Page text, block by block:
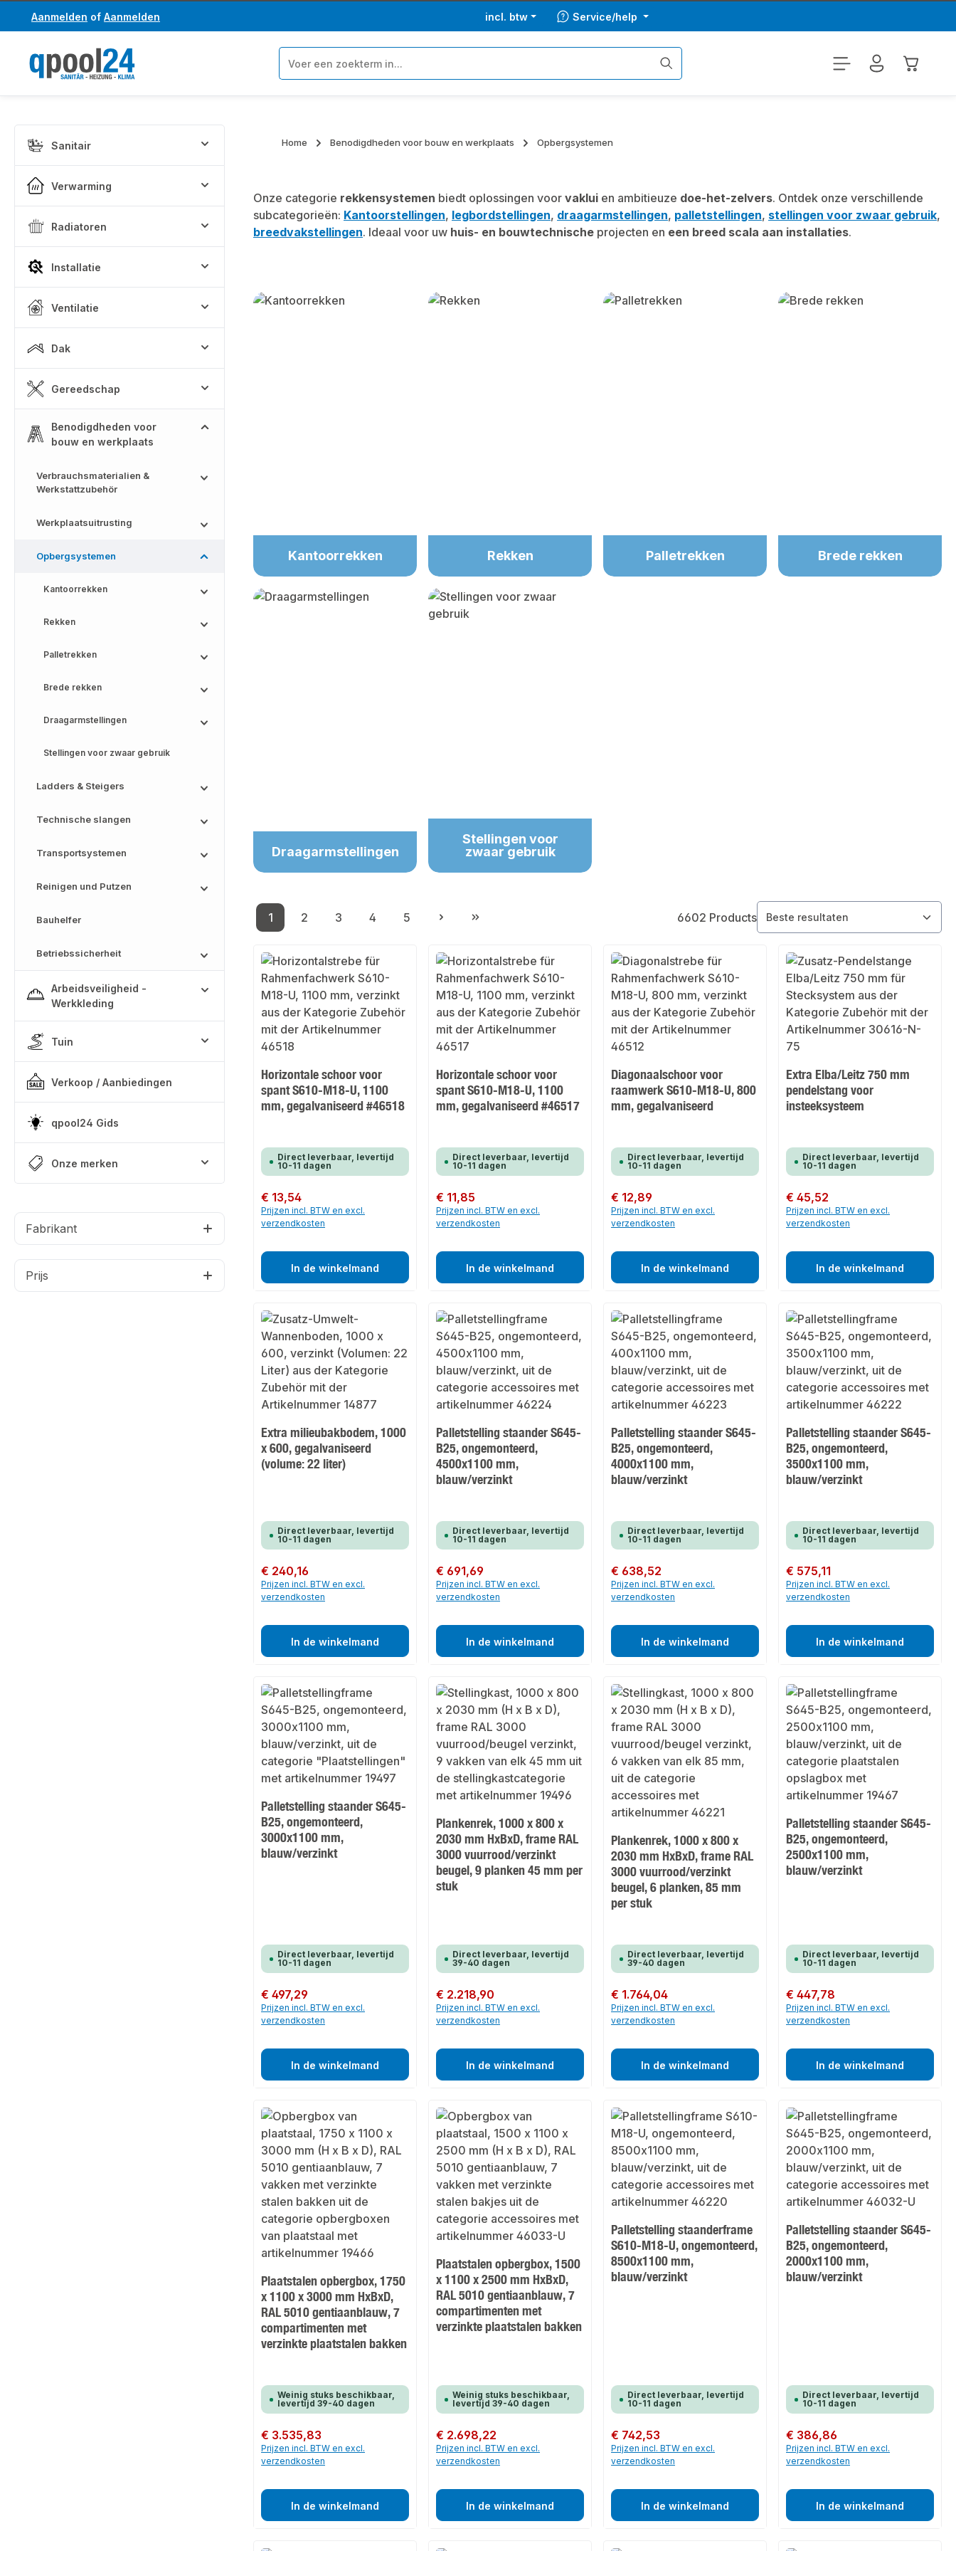
naar de hoofdinhoud
Ga naar de zoekopdracht
Aanmelden of Aanmelden incl. btw Service/help
Sanitair
Verwarming
Radiatoren
Installatie
Ventilatie
Dak
Gereedschap
Benodigdheden voor
bouw en werkplaats
Verbrauchsmaterialien &
Werkstattzubehör
Werkplaatsuitrusting
Opbergsystemen
Kantoorrekken
Rekken
Palletrekken
Brede rekken
Draagarmstellingen
Stellingen voor zwaar gebruik
Ladders & Steigers
Technische slangen
Transportsystemen
Reinigen und Putzen
Bauhelfer
Betriebssicherheit
Arbeidsveiligheid -
Werkkleding
Tuin
Verkoop / Aanbiedingen
qpool24 Gids
Onze merken
Fabrikant
Prijs
Home Benodigdheden voor bouw en werkplaats Opbergsystemen
Onze categorie rekkensystemen biedt oplossingen voor vaklui en ambitieuze doe-het-zelvers. Ontdek onze verschillende
subcategorieën: Kantoorstellingen, legbordstellingen, draagarmstellingen, palletstellingen, stellingen voor zwaar gebruik,
breedvakstellingen. Ideaal voor uw huis- en bouwtechnische projecten en een breed scala aan installaties.
Skip category gallery
Kantoorrekken Rekken Palletrekken Brede rekken
Draagarmstellingen
Stellingen voor
zwaar gebruik
Pagina
1
Pagina
2
Pagina
3
Pagina
4
Pagina
5 6602 Products
Horizontale schoor voor
spant S610-M18-U, 1100
mm, gegalvaniseerd #46518
Direct leverbaar, levertijd
10-11 dagen
Normale prijs:
€ 13,54
Prijzen incl. BTW en excl.
verzendkosten
In de winkelmand
Horizontale schoor voor
spant S610-M18-U, 1100
mm, gegalvaniseerd #46517
Direct leverbaar, levertijd
10-11 dagen
Normale prijs:
€ 11,85
Prijzen incl. BTW en excl.
verzendkosten
In de winkelmand
Diagonaalschoor voor
raamwerk S610-M18-U, 800
mm, gegalvaniseerd
Direct leverbaar, levertijd
10-11 dagen
Normale prijs:
€ 12,89
Prijzen incl. BTW en excl.
verzendkosten
In de winkelmand
Extra Elba/Leitz 750 mm
pendelstang voor
insteeksysteem
Direct leverbaar, levertijd
10-11 dagen
Normale prijs:
€ 45,52
Prijzen incl. BTW en excl.
verzendkosten
In de winkelmand
Extra milieubakbodem, 1000
x 600, gegalvaniseerd
(volume: 22 liter)
Direct leverbaar, levertijd
10-11 dagen
Normale prijs:
€ 240,16
Prijzen incl. BTW en excl.
verzendkosten
In de winkelmand
Palletstelling staander S645-
B25, ongemonteerd,
4500x1100 mm,
blauw/verzinkt
Direct leverbaar, levertijd
10-11 dagen
Normale prijs:
€ 691,69
Prijzen incl. BTW en excl.
verzendkosten
In de winkelmand
Palletstelling staander S645-
B25, ongemonteerd,
4000x1100 mm,
blauw/verzinkt
Direct leverbaar, levertijd
10-11 dagen
Normale prijs:
€ 638,52
Prijzen incl. BTW en excl.
verzendkosten
In de winkelmand
Palletstelling staander S645-
B25, ongemonteerd,
3500x1100 mm,
blauw/verzinkt
Direct leverbaar, levertijd
10-11 dagen
Normale prijs:
€ 575,11
Prijzen incl. BTW en excl.
verzendkosten
In de winkelmand
Palletstelling staander S645-
B25, ongemonteerd,
3000x1100 mm,
blauw/verzinkt
Direct leverbaar, levertijd
10-11 dagen
Normale prijs:
€ 497,29
Prijzen incl. BTW en excl.
verzendkosten
In de winkelmand
Plankenrek, 1000 x 800 x
2030 mm HxBxD, frame RAL
3000 vuurrood/verzinkt
beugel, 9 planken 45 mm per
stuk
Direct leverbaar, levertijd
39-40 dagen
Normale prijs:
€ 2.218,90
Prijzen incl. BTW en excl.
verzendkosten
In de winkelmand
Plankenrek, 1000 x 800 x
2030 mm HxBxD, frame RAL
3000 vuurrood/verzinkt
beugel, 6 planken, 85 mm
per stuk
Direct leverbaar, levertijd
39-40 dagen
Normale prijs:
€ 1.764,04
Prijzen incl. BTW en excl.
verzendkosten
In de winkelmand
Palletstelling staander S645-
B25, ongemonteerd,
2500x1100 mm,
blauw/verzinkt
Direct leverbaar, levertijd
10-11 dagen
Normale prijs:
€ 447,78
Prijzen incl. BTW en excl.
verzendkosten
In de winkelmand
Plaatstalen opbergbox, 1750
x 1100 x 3000 mm HxBxD,
RAL 5010 gentiaanblauw, 7
compartimenten met
verzinkte plaatstalen bakken
Weinig stuks beschikbaar,
levertijd 39-40 dagen
Normale prijs:
€ 3.535,83
Prijzen incl. BTW en excl.
verzendkosten
In de winkelmand
Plaatstalen opbergbox, 1500
x 1100 x 2500 mm HxBxD,
RAL 5010 gentiaanblauw, 7
compartimenten met
verzinkte plaatstalen bakken
Weinig stuks beschikbaar,
levertijd 39-40 dagen
Normale prijs:
€ 2.698,22
Prijzen incl. BTW en excl.
verzendkosten
In de winkelmand
Palletstelling staanderframe
S610-M18-U, ongemonteerd,
8500x1100 mm,
blauw/verzinkt
Direct leverbaar, levertijd
10-11 dagen
Normale prijs:
€ 742,53
Prijzen incl. BTW en excl.
verzendkosten
In de winkelmand
Palletstelling staander S645-
B25, ongemonteerd,
2000x1100 mm,
blauw/verzinkt
Direct leverbaar, levertijd
10-11 dagen
Normale prijs:
€ 386,86
Prijzen incl. BTW en excl.
verzendkosten
In de winkelmand